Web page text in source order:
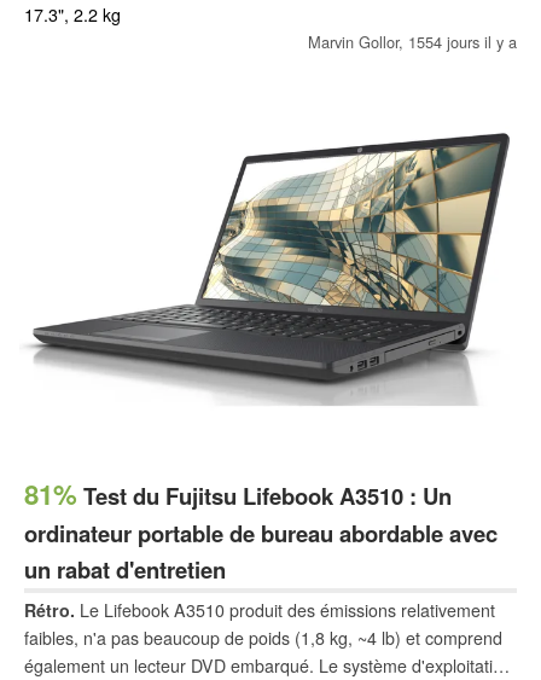
suffisant pour tenir tête aux concurrents ? Notre test évalue les
performances, le volume, la durée de vie de la batterie, le
17.3", 2.2 kg
Marvin Gollor, 1554 jours il y a
81% Test du Fujitsu Lifebook A3510 : Un
ordinateur portable de bureau abordable avec
un rabat d'entretien
Rétro. Le Lifebook A3510 produit des émissions relativement
faibles, n'a pas beaucoup de poids (1,8 kg, ~4 lb) et comprend
également un lecteur DVD embarqué. Le système d'exploitation